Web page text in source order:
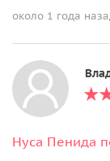
около 1 года